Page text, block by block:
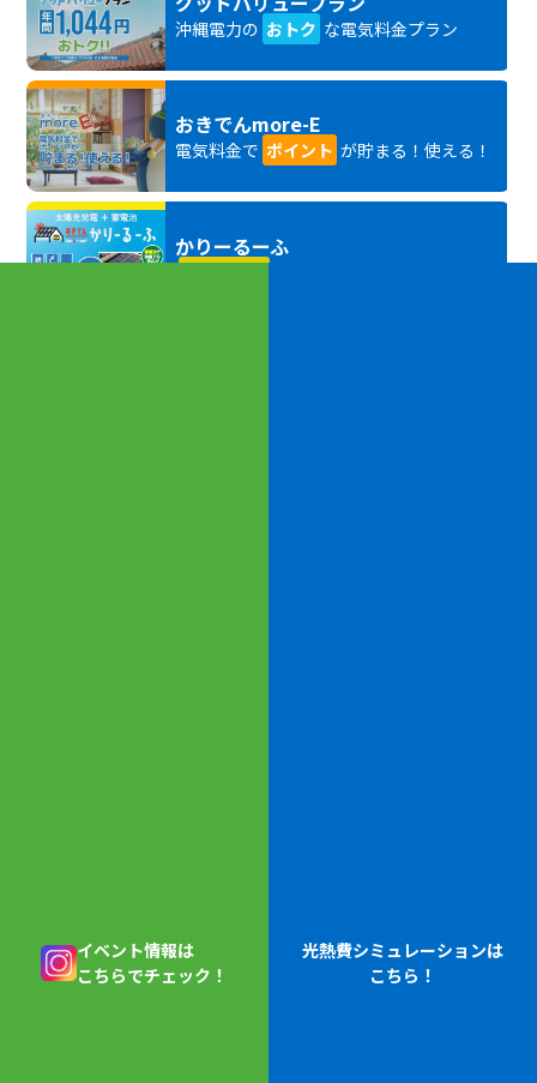
沖縄電力の おトク な電気料金プラン
おきでんmore-E
電気料金で ポイント が貯まる！使える！
かりーるーふ
イベント情報は
こちらでチェック！
光熱費シミュレーションは
こちら！